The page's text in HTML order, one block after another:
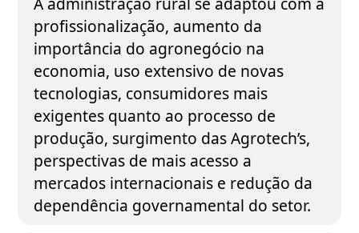
profissionalização, aumento da
importância do agronegócio na
economia, uso extensivo de novas
tecnologias, consumidores mais
exigentes quanto ao processo de
produção, surgimento das Agrotech’s,
perspectivas de mais acesso a
mercados internacionais e redução da
dependência governamental do setor.